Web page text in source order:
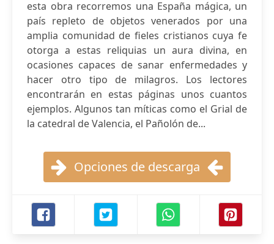
esta obra recorremos una España mágica, un
país repleto de objetos venerados por una
amplia comunidad de fieles cristianos cuya fe
otorga a estas reliquias un aura divina, en
ocasiones capaces de sanar enfermedades y
hacer otro tipo de milagros. Los lectores
encontrarán en estas páginas unos cuantos
ejemplos. Algunos tan míticas como el Grial de
la catedral de Valencia, el Pañolón de...
Opciones de descarga